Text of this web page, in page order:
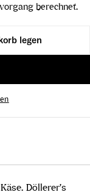
berechnet.
ml verringern
110 ml
legen
Döllerer's